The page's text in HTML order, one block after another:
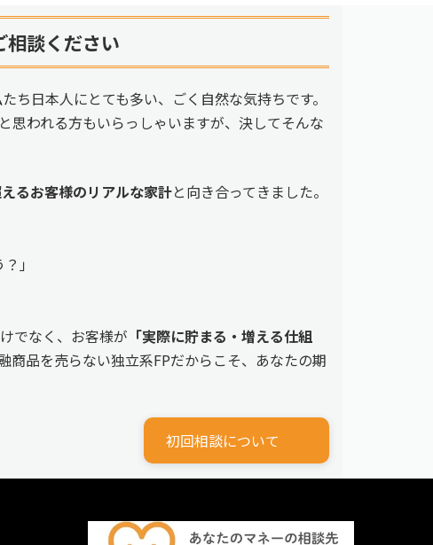
相談ください
日本人にとても多い、ごく自然な気持ちです。
思われる方もいらっしゃいますが、決してそんな
るお客様のリアルな家計と向き合ってきました。
」
でなく、お客様が 「実際に貯まる・増える仕組
商品を売らない独立系FPだからこそ、あなたの期
初回相談について